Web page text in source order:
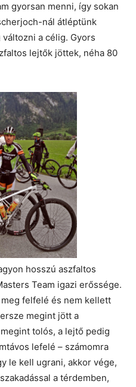
gyorsan menni, így sokan
nál átléptünk
a célig. Gyors
lejtők jöttek, néha 80
hosszú aszfaltos
Team igazi erőssége.
felfelé és nem kellett
megint jött a
tolós, a lejtő pedig
lefelé – számomra
le kell ugrani, akkor vége,
a térdemben,